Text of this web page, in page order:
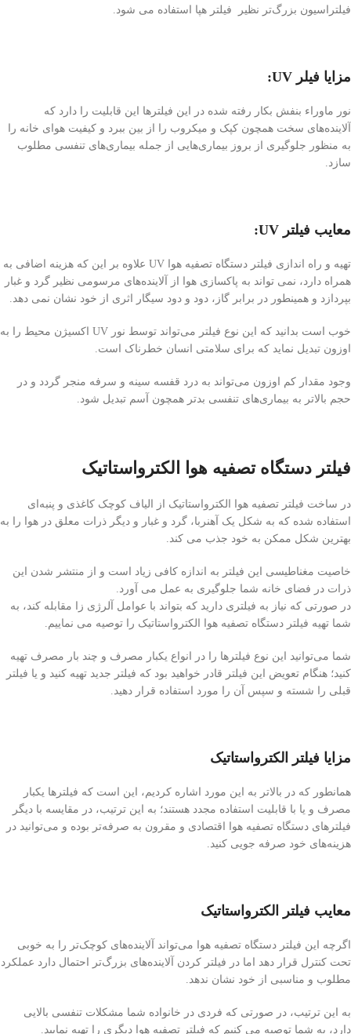
فیلتراسیون بزرگ‌تر نظیر فیلتر هپا استفاده می شود.
مزایا فیلر UV:
نور ماوراء بنفش بکار رفته شده در این فیلترها این قابلیت را دارد که
آلاینده‌های سخت همچون کپک و میکروب را از بین ببرد و کیفیت هوای خانه را
به منظور جلوگیری از بروز بیماری‌هایی از جمله بیماری‌های تنفسی مطلوب
سازد.
معایب فیلتر UV:
تهیه و راه اندازی فیلتر دستگاه تصفیه هوا UV علاوه بر این که هزینه اضافی به
همراه دارد، نمی تواند به پاکسازی هوا از آلاینده‌های مرسومی نظیر گرد و غبار
بپردازد و همینطور در برابر گاز، دود و دود سیگار اثری از خود نشان نمی دهد.
خوب است بدانید که این نوع فیلتر می‌تواند توسط نور UV اکسیژن محیط را به
اوزون تبدیل نماید که برای سلامتی انسان خطرناک است.
وجود مقدار کم اوزون می‌تواند به درد قفسه سینه و سرفه منجر گردد و در
حجم بالاتر به بیماری‌های تنفسی بدتر همچون آسم تبدیل شود.
فیلتر دستگاه تصفیه هوا الکترواستاتیک
در ساخت فیلتر تصفیه هوا الکترواستاتیک از الیاف کوچک کاغذی و پنبه‌ای
استفاده شده که به شکل یک آهنربا، گرد و غبار و دیگر ذرات معلق در هوا را به
بهترین شکل ممکن به خود جذب می کند.
خاصیت مغناطیسی این فیلتر به اندازه کافی زیاد است و از منتشر شدن این
ذرات در فضای خانه شما جلوگیری به عمل می آورد.
در صورتی که نیاز به فیلتری دارید که بتواند با عوامل آلرژی زا مقابله کند، به
شما تهیه فیلتر دستگاه تصفیه هوا الکترواستاتیک را توصیه می نماییم.
شما می‌توانید این نوع فیلترها را در انواع یکبار مصرف و چند بار مصرف تهیه
کنید؛ هنگام تعویض این فیلتر قادر خواهید بود که فیلتر جدید تهیه کنید و یا فیلتر
قبلی را شسته و سپس آن را مورد استفاده قرار دهید.
مزایا فیلتر الکترواستاتیک
همانطور که در بالاتر به این مورد اشاره کردیم، این است که فیلترها یکبار
مصرف و یا با قابلیت استفاده مجدد هستند؛ به این ترتیب، در مقایسه با دیگر
فیلترهای دستگاه تصفیه هوا اقتصادی و مقرون به صرفه‌تر بوده و می‌‌توانید در
هزینه‌های خود صرفه جویی کنید.
معایب فیلتر الکترواستاتیک
اگرچه این فیلتر دستگاه تصفیه هوا می‌تواند آلاینده‌های کوچک‌تر را به خوبی
تحت کنترل قرار دهد اما در فیلتر کردن آلاینده‌های بزرگ‌تر احتمال دارد عملکرد
مطلوب و مناسبی از خود نشان ندهد.
به این ترتیب، در صورتی که فردی در خانواده شما مشکلات تنفسی بالایی
دارد، به شما توصیه می کنیم که فیلتر تصفیه هوا دیگری را تهیه نمایید.